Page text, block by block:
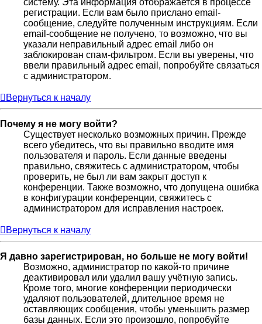
систему. Эта информация отображается в процессе
регистрации. Если вам было прислано email-
сообщение, следуйте полученным инструкциям. Если
email-сообщение не получено, то возможно, что вы
указали неправильный адрес email либо он
заблокирован спам-фильтром. Если вы уверены, что
ввели правильный адрес email, попробуйте связаться
с администратором.
Вернуться к началу
Почему я не могу войти?
Существует несколько возможных причин. Прежде
всего убедитесь, что вы правильно вводите имя
пользователя и пароль. Если данные введены
правильно, свяжитесь с администратором, чтобы
проверить, не был ли вам закрыт доступ к
конференции. Также возможно, что допущена ошибка
в конфигурации конференции, свяжитесь с
администратором для исправления настроек.
Вернуться к началу
Я давно зарегистрирован, но больше не могу войти!
Возможно, администратор по какой-то причине
деактивировал или удалил вашу учётную запись.
Кроме того, многие конференции периодически
удаляют пользователей, длительное время не
оставляющих сообщения, чтобы уменьшить размер
базы данных. Если это произошло, попробуйте